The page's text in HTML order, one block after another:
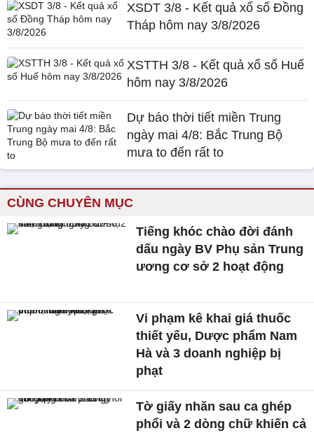
XSDT 3/8 - Kết quả xổ số Đồng
Tháp hôm nay 3/8/2026
XSTTH 3/8 - Kết quả xổ số Huế
hôm nay 3/8/2026
Dự báo thời tiết miền Trung
ngày mai 4/8: Bắc Trung Bộ
mưa to đến rất to
CÙNG CHUYÊN MỤC
Tiếng khóc chào đời đánh
dấu ngày BV Phụ sản Trung
ương cơ sở 2 hoạt động
Vi phạm kê khai giá thuốc
thiết yếu, Dược phẩm Nam
Hà và 3 doanh nghiệp bị
phạt
Tờ giấy nhăn sau ca ghép
phổi và 2 dòng chữ khiến cả